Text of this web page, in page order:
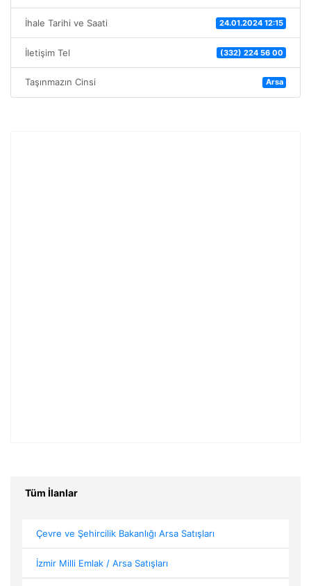
İhale Tarihi ve Saati 24.01.2024 12:15
İletişim Tel (332) 224 56 00
Taşınmazın Cinsi Arsa
Tüm İlanlar
Çevre ve Şehircilik Bakanlığı Arsa Satışları
İzmir Milli Emlak / Arsa Satışları